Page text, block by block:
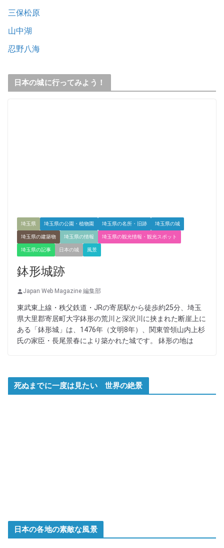
三保松原
山中湖
忍野八海
日本の城に行ってみよう！
埼玉県 埼玉県の公園・植物園 埼玉県の名所・旧跡 埼玉県の城
埼玉県の建築物 埼玉県の情報 埼玉県の観光情報・観光スポット
埼玉県の記事 日本の城 風景
鉢形城跡
Japan Web Magazine 編集部
東武東上線・秩父鉄道・JRの寄居駅から徒歩約25分、埼玉
県大里郡寄居町大字鉢形の荒川と深沢川に挟まれた断崖上に
ある「鉢形城」は、1476年（文明8年）、関東管領山内上杉
氏の家臣・長尾景春により築かれた城です。 鉢形の地は
死ぬまでに一度は見たい 世界の絶景
日本の各地の素敵な風景